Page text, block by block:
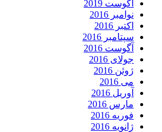
آگوست 2019
نوامبر 2016
اکتبر 2016
سپتامبر 2016
آگوست 2016
جولای 2016
ژوئن 2016
می 2016
آوریل 2016
مارس 2016
فوریه 2016
ژانویه 2016